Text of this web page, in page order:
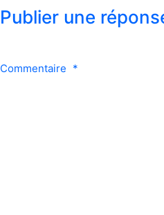
Publier une
Commentaire *